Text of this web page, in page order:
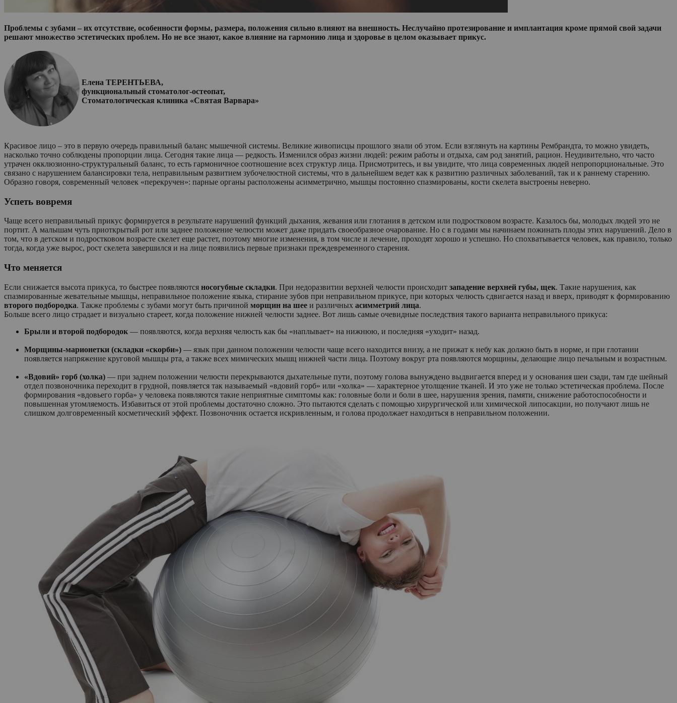
Проблемы с зубами – их отсутствие, особенности формы, размера, положения сильно влияют на внешность. Неслучайно протезирование и имплантация кроме прямой свой задачи
решают множество эстетических проблем. Но не все знают, какое влияние на гармонию лица и здоровье в целом оказывает прикус.
Елена ТЕРЕНТЬЕВА,
функциональный стоматолог-остеопат,
Стоматологическая клиника «Святая Варвара»
Красивое лицо – это в первую очередь правильный баланс мышечной системы. Великие живописцы прошлого знали об этом. Если взглянуть на картины Рембрандта, то можно увидеть,
насколько точно соблюдены пропорции лица. Сегодня такие лица — редкость. Изменился образ жизни людей: режим работы и отдыха, сам род занятий, рацион. Неудивительно, что часто
утрачен окклюзионно-структуральный баланс, то есть гармоничное соотношение всех структур лица. Присмотритесь, и вы увидите, что лица современных людей непропорциональные. Это
связано с нарушением балансировки тела, неправильным развитием зубочелюстной системы, что в дальнейшем ведет как к развитию различных заболеваний, так и к раннему старению.
Образно говоря, современный человек «перекручен»: парные органы расположены асимметрично, мышцы постоянно спазмированы, кости скелета выстроены неверно.
Успеть вовремя
Чаще всего неправильный прикус формируется в результате нарушений функций дыхания, жевания или глотания в детском или подростковом возрасте. Казалось бы, молодых людей это не
портит. А малышам чуть приоткрытый рот или заднее положение челюсти может даже придать своеобразное очарование. Но с в годами мы начинаем пожинать плоды этих нарушений. Дело в
том, что в детском и подростковом возрасте скелет еще растет, поэтому многие изменения, в том числе и лечение, проходят хорошо и успешно. Но спохватывается человек, как правило, только
тогда, когда уже вырос, рост скелета завершился и на лице появились первые признаки преждевременного старения.
Что меняется
Если снижается высота прикуса, то быстрее появляются носогубные складки. При недоразвитии верхней челюсти происходит западение верхней губы, щек. Такие нарушения, как
спазмированные жевательные мышцы, неправильное положение языка, стирание зубов при неправильном прикусе, при которых челюсть сдвигается назад и вверх, приводят к формированию
второго подбородка. Также проблемы с зубами могут быть причиной морщин на шее и различных асимметрий лица.
Больше всего лицо страдает и визуально стареет, когда положение нижней челюсти заднее. Вот лишь самые очевидные последствия такого варианта неправильного прикуса:
Брыли и второй подбородок — появляются, когда верхняя челюсть как бы «наплывает» на нижнюю, и последняя «уходит» назад.
Морщины-марионетки (складки «скорби») — язык при данном положении челюсти чаще всего находится внизу, а не прижат к небу как должно быть в норме, и при глотании
появляется напряжение круговой мышцы рта, а также всех мимических мышц нижней части лица. Поэтому вокруг рта появляются морщины, делающие лицо печальным и возрастным.
«Вдовий» горб (холка) — при заднем положении челюсти перекрываются дыхательные пути, поэтому голова вынуждено выдвигается вперед и у основания шеи сзади, там где шейный
отдел позвоночника переходит в грудной, появляется так называемый «вдовий горб» или «холка» — характерное утолщение тканей. И это уже не только эстетическая проблема. После
формирования «вдовьего горба» у человека появляются такие неприятные симптомы как: головные боли и боли в шее, нарушения зрения, памяти, снижение работоспособности и
повышенная утомляемость. Избавиться от этой проблемы достаточно сложно. Это пытаются сделать с помощью хирургической или химической липосакции, но получают лишь не
слишком долговременный косметический эффект. Позвоночник остается искривленным, и голова продолжает находиться в неправильном положении.